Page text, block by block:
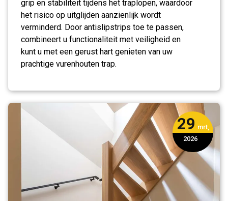
grip en stabiliteit tijdens het traplopen, waardoor
het risico op uitglijden aanzienlijk wordt
verminderd. Door antislipstrips toe te passen,
combineert u functionaliteit met veiligheid en
kunt u met een gerust hart genieten van uw
prachtige vurenhouten trap.
29 mrt,
2026